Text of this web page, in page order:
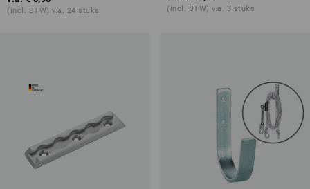
(incl. BTW) v.a. 24 stuks (incl. BTW) v.a. 3 stuks